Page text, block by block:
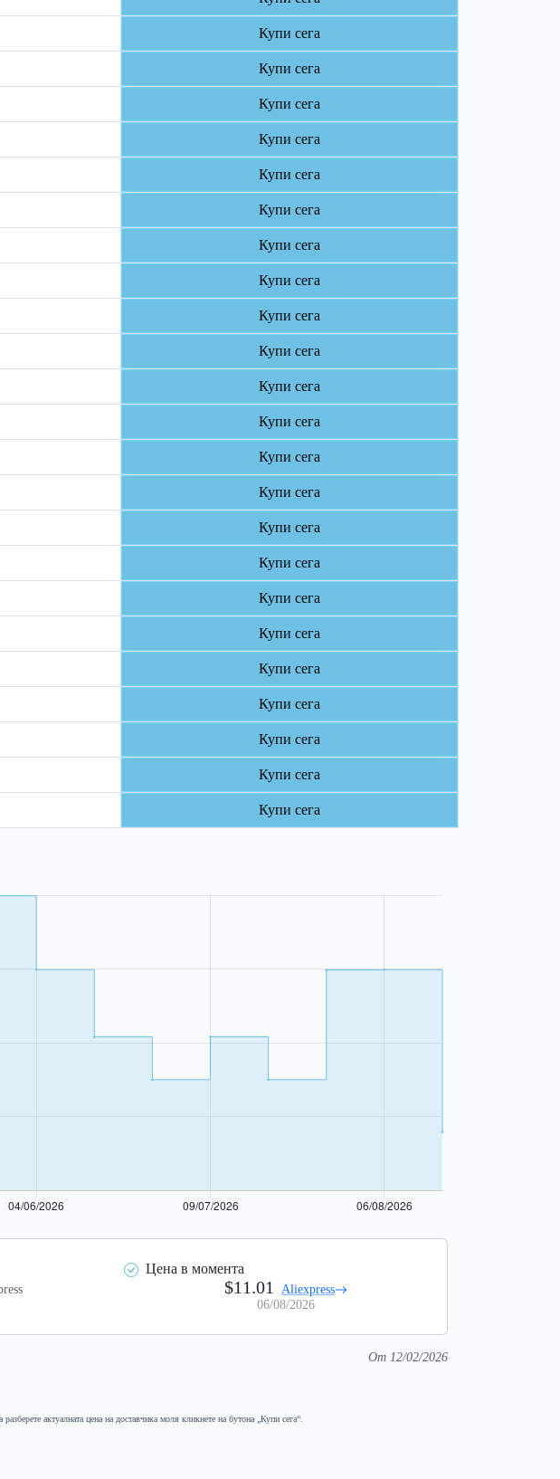
Купи сега
Купи сега
Купи сега
Купи сега
Купи сега
Купи сега
Купи сега
Купи сега
Купи сега
Купи сега
Купи сега
Купи сега
Купи сега
Купи сега
Купи сега
Купи сега
Купи сега
Купи сега
Купи сега
Купи сега
Купи сега
Купи сега
Купи сега
Цена в момента
$11.01
Aliexpress
06/08/2026
От 12/02/2026
актуалната цена на доставчика моля кликнете на бутона „Купи сега“.